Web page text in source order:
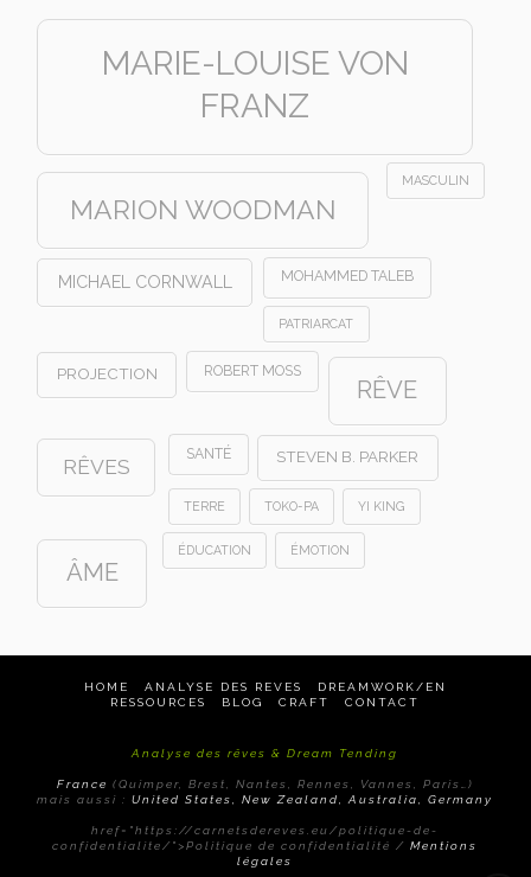
MARIE-LOUISE VON
FRANZ
MARION WOODMAN
MASCULIN
MICHAEL CORNWALL MOHAMMED TALEB
PATRIARCAT
PROJECTION ROBERT MOSS
RÊVE
RÊVES
SANTÉ STEVEN B. PARKER
TERRE TOKO-PA YI KING
ÂME
ÉDUCATION ÉMOTION
HOME ANALYSE DES REVES
DREAMWORK/EN
RESSOURCES
BLOG CRAFT CONTACT
Analyse des rêves & Dream Tending
France (Quimper, Brest, Nantes, Rennes, Vannes, Paris…)
mais aussi :United States, New Zealand, Australia, Germany
href="https://carnetsdereves.eu/politique-de-
confidentialite/">Politique de confidentialité /Mentions
légales